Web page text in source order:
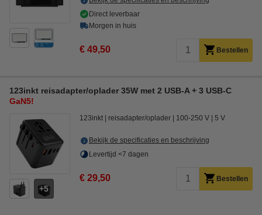
Direct leverbaar
Morgen in huis
€ 49,50 Bestellen
123inkt reisadapter/oplader 35W met 2 USB-A + 3 USB-C
GaN5!
5
123inkt reisadapter/oplader 100-250 V 5 V
Bekijk de specificaties en beschrijving
Levertijd <7 dagen
€ 29,50 Bestellen